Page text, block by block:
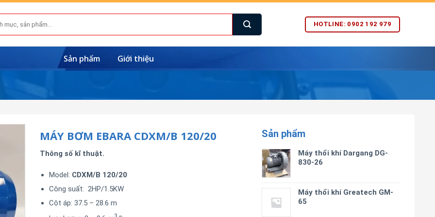
HOTLINE: 0902 192 979
Sản phẩm Giới thiệu
Sản phẩm
Máy thổi khí Dargang DG-
830-26
Máy thổi khí Greatech GM-
65
MÁY BƠM EBARA CDXM/B 120/20
Thông số kĩ thuật.
Model: CDXM/B 120/20
Công suất: 2HP/1.5KW
Cột áp: 37.5 – 28.6 m
3